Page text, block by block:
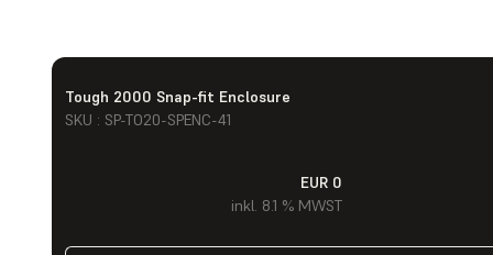
Tough 2000 Snap-fit Enclosure
SKU : SP-TO20-SPENC-41
EUR 0
inkl. 8.1 % MWST